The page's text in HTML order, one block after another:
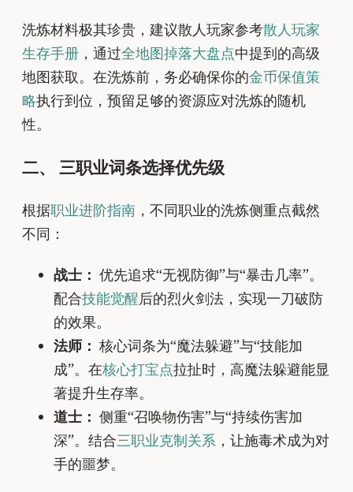
洗炼材料极其珍贵，建议散人玩家参考散人玩家
生存手册 ，通过全地图掉落大盘点中提到的高级
地图获取。在洗炼前，务必确保你的金币保值策
略执行到位，预留足够的资源应对洗炼的随机
性。
二、 三职业词条选择优先级
根据职业进阶指南 ，不同职业的洗炼侧重点截然
不同：
战士： 优先追求“无视防御”与“暴击几率”。
配合技能觉醒后的烈火剑法，实现一刀破防
的效果。
法师： 核心词条为“魔法躲避”与“技能加
成”。在核心打宝点拉扯时，高魔法躲避能显
著提升生存率。
道士： 侧重“召唤物伤害”与“持续伤害加
深”。结合三职业克制关系 ，让施毒术成为对
手的噩梦。